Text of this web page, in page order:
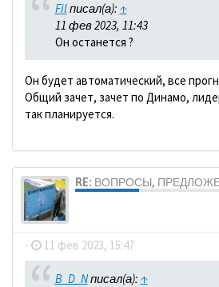
Filписал(а): ↑
11 фев 2023, 11:43
Он останется ?
Он будет автоматический, все
Общий зачет, зачет по Динамо,
так планируется.
RE: ВОПРОСЫ,
- 11 фев 2023, 15:47
B_D_Nписал(а): ↑